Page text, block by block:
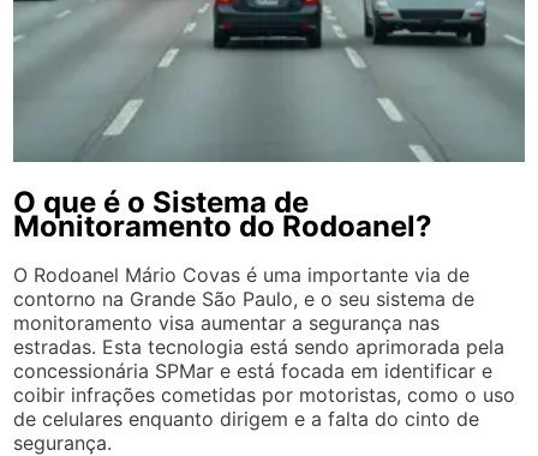
O que é o Sistema de
Monitoramento do Rodoanel?
O Rodoanel Mário Covas é uma importante via de
contorno na Grande São Paulo, e o seu sistema de
monitoramento visa aumentar a segurança nas
estradas. Esta tecnologia está sendo aprimorada pela
concessionária SPMar e está focada em identificar e
coibir infrações cometidas por motoristas, como o uso
de celulares enquanto dirigem e a falta do cinto de
segurança.